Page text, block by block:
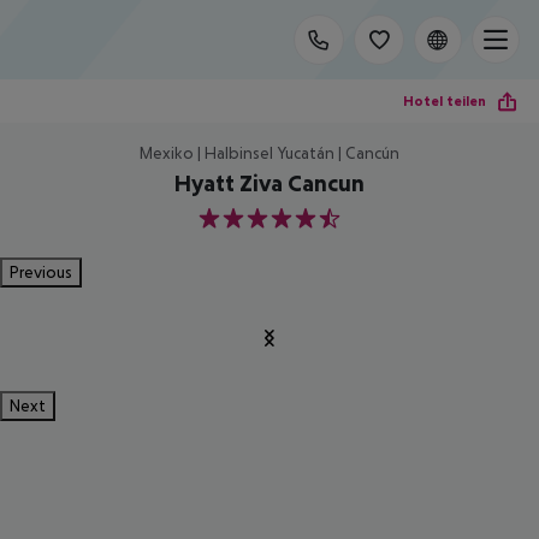
Hotel teilen
Mexiko | Halbinsel Yucatán | Cancún
Hyatt Ziva Cancun
5.5
Previous
Next